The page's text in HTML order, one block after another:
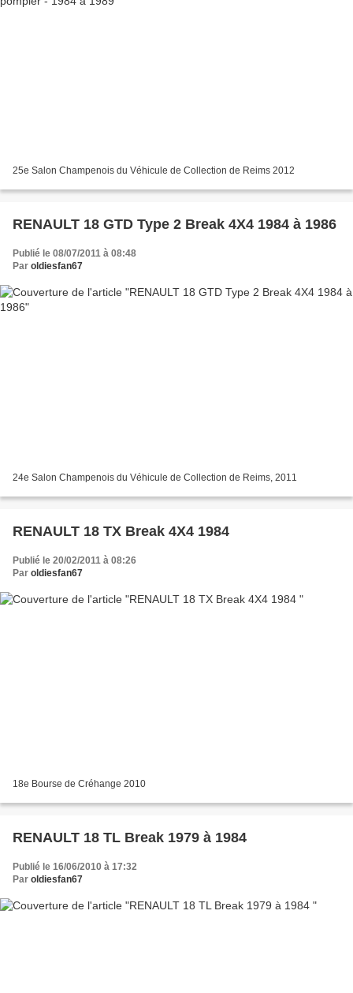
25e Salon Champenois du Véhicule de Collection de Reims 2012
RENAULT 18 GTD Type 2 Break 4X4 1984 à 1986
Publié le 08/07/2011 à 08:48
Par oldiesfan67
24e Salon Champenois du Véhicule de Collection de Reims, 2011
RENAULT 18 TX Break 4X4 1984
Publié le 20/02/2011 à 08:26
Par oldiesfan67
18e Bourse de Créhange 2010
RENAULT 18 TL Break 1979 à 1984
Publié le 16/06/2010 à 17:32
Par oldiesfan67